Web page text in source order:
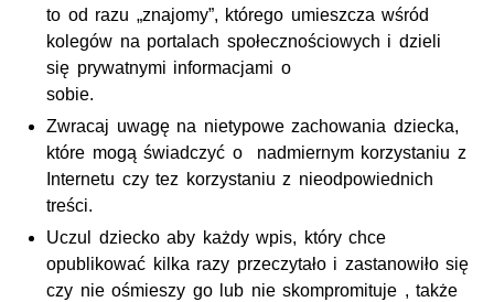
to od razu „znajomy”, którego umieszcza wśród
kolegów na portalach społecznościowych i dzieli
się prywatnymi informacjami o
sobie.
Zwracaj uwagę na nietypowe zachowania dziecka,
które mogą świadczyć o nadmiernym korzystaniu z
Internetu czy tez korzystaniu z nieodpowiednich
treści.
Uczul dziecko aby każdy wpis, który chce
opublikować kilka razy przeczytało i zastanowiło się
czy nie ośmieszy go lub nie skompromituje , także